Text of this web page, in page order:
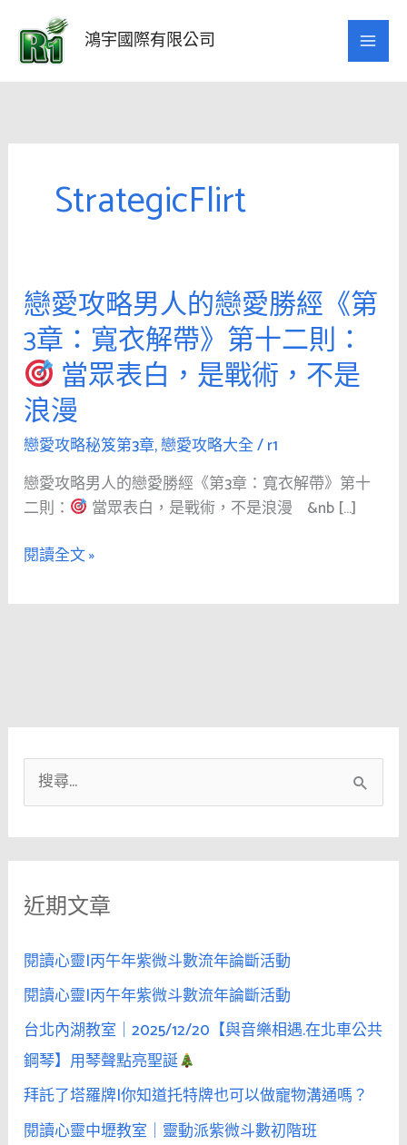
要
鴻宇國際有限公司
StrategicFlirt
戀愛攻略男人的戀愛勝經《第
3章：寬衣解帶》第十二則：
當眾表白，是戰術，不是
浪漫
戀愛攻略秘笈第3章,戀愛攻略大全/r1
戀愛攻略男人的戀愛勝經《第3章：寬衣解帶》第十
二則：
當眾表白，是戰術，不是浪漫 &nb […]
戀
愛
攻
略
男
人
的
戀
愛
勝
經
《第
十
則：
當
表
是
戰
術，
不
是
浪
漫
閱讀全文 »
尋
關
字
近期文章
閱讀心靈|丙午年紫微斗數流年論斷活動
閱讀心靈|丙午年紫微斗數流年論斷活動
台北內湖教室｜2025/12/20【與音樂相遇.在北車公共
鋼琴】用琴聲點亮聖誕
拜託了塔羅牌|你知道托特牌也可以做寵物溝通嗎？
閱讀心靈中壢教室｜靈動派紫微斗數初階班